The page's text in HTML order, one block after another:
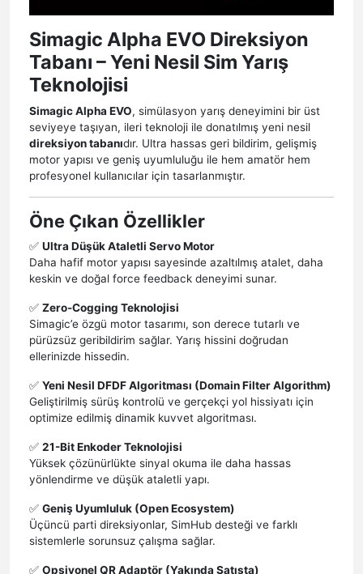
Simagic Alpha EVO Direksiyon
Tabanı – Yeni Nesil Sim Yarış
Teknolojisi
Simagic Alpha EVO, simülasyon yarış deneyimini bir üst
seviyeye taşıyan, ileri teknoloji ile donatılmış yeni nesil
direksiyon tabanıdır. Ultra hassas geri bildirim, gelişmiş
motor yapısı ve geniş uyumluluğu ile hem amatör hem
profesyonel kullanıcılar için tasarlanmıştır.
Öne Çıkan Özellikler
✅ Ultra Düşük Ataletli Servo Motor
Daha hafif motor yapısı sayesinde azaltılmış atalet, daha
keskin ve doğal force feedback deneyimi sunar.
✅ Zero-Cogging Teknolojisi
Simagic’e özgü motor tasarımı, son derece tutarlı ve
pürüzsüz geribildirim sağlar. Yarış hissini doğrudan
ellerinizde hissedin.
✅ Yeni Nesil DFDF Algoritması (Domain Filter Algorithm)
Geliştirilmiş sürüş kontrolü ve gerçekçi yol hissiyatı için
optimize edilmiş dinamik kuvvet algoritması.
✅ 21-Bit Enkoder Teknolojisi
Yüksek çözünürlükte sinyal okuma ile daha hassas
yönlendirme ve düşük ataletli yapı.
✅ Geniş Uyumluluk (Open Ecosystem)
Üçüncü parti direksiyonlar, SimHub desteği ve farklı
sistemlerle sorunsuz çalışma sağlar.
✅ Opsiyonel QR Adaptör (Yakında Satışta)